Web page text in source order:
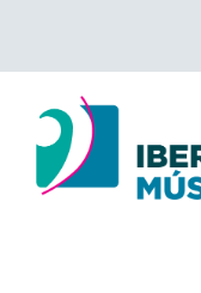
contenido